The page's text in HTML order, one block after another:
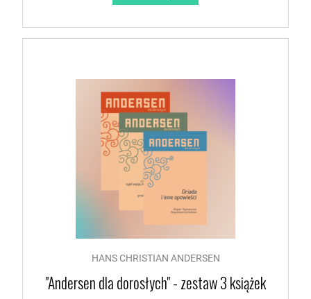
HANS CHRISTIAN ANDERSEN
"Andersen dla dorosłych" - zestaw 3 książek